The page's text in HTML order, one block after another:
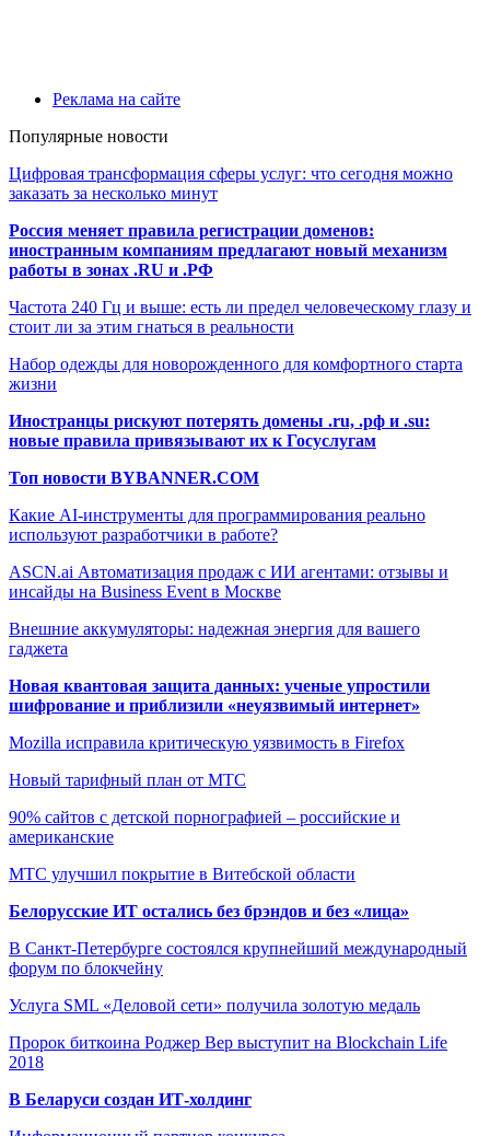
Реклама на сайте
Популярные новости
Цифровая трансформация сферы услуг: что сегодня можно
заказать за несколько минут
Россия меняет правила регистрации доменов:
иностранным компаниям предлагают новый механизм
работы в зонах .RU и .РФ
Частота 240 Гц и выше: есть ли предел человеческому глазу и
стоит ли за этим гнаться в реальности
Набор одежды для новорожденного для комфортного старта
жизни
Иностранцы рискуют потерять домены .ru, .рф и .su:
новые правила привязывают их к Госуслугам
Топ новости BYBANNER.COM
Какие AI-инструменты для программирования реально
используют разработчики в работе?
ASCN.ai Автоматизация продаж с ИИ агентами: отзывы и
инсайды на Business Event в Москве
Внешние аккумуляторы: надежная энергия для вашего
гаджета
Новая квантовая защита данных: ученые упростили
шифрование и приблизили «неуязвимый интернет»
Mozilla исправила критическую уязвимость в Firefox
Новый тарифный план от МТС
90% сайтов с детской порнографией – российские и
американские
МТС улучшил покрытие в Витебской области
Белорусские ИТ остались без брэндов и без «лица»
В Санкт-Петербурге состоялся крупнейший международный
форум по блокчейну
Услуга SML «Деловой сети» получила золотую медаль
Пророк биткоина Роджер Вер выступит на Blockchain Life
2018
В Беларуси создан ИТ-холдинг